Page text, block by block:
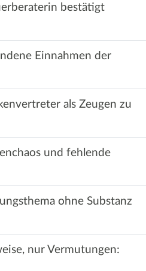
bestätigt
Einnahmen der
als Zeugen zu
und fehlende
ohne Substanz
nur Vermutungen: